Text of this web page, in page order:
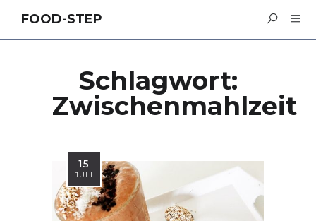
FOOD-STEP
Schlagwort:
Zwischenmahlzeit
15
JULI